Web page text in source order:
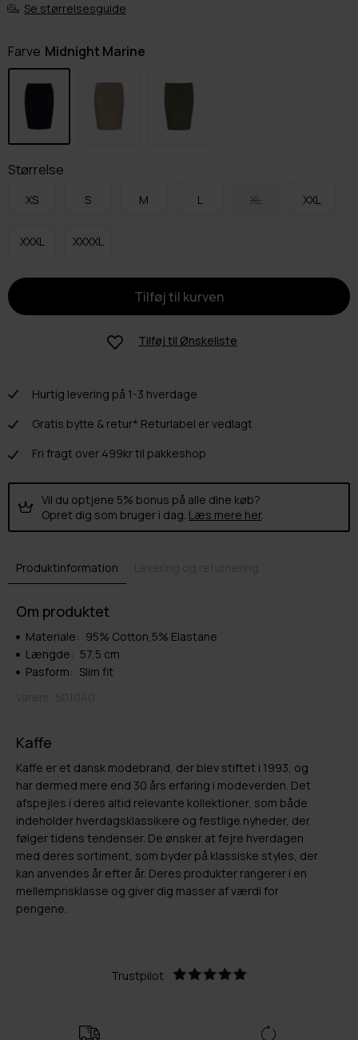
Se størrelsesguide
Farve Midnight Marine
Størrelse
XS S M L XL XXL
XXXL XXXXL
Tilføj til Ønskeliste
Hurtig levering på 1-3 hverdage
Gratis bytte & retur* Returlabel er vedlagt
Fri fragt over 499kr til pakkeshop
Vil du optjene 5% bonus på alle dine køb?
Opret dig som bruger i dag. Læs mere her.
Produktinformation
Om produktet
Materiale: 95% Cotton,5% Elastane
Længde: 57,5 cm
Pasform: Slim fit
Kaffe
Kaffe er et dansk modebrand, der blev stiftet i 1993, og
har dermed mere end 30 års erfaring i modeverden. Det
afspejles i deres altid relevante kollektioner, som både
indeholder hverdagsklassikere og festlige nyheder, der
følger tidens tendenser. De ønsker at fejre hverdagen
med deres sortiment, som byder på klassiske styles, der
kan anvendes år efter år. Deres produkter rangerer i en
mellemprisklasse og giver dig masser af værdi for
pengene.
Trustpilot